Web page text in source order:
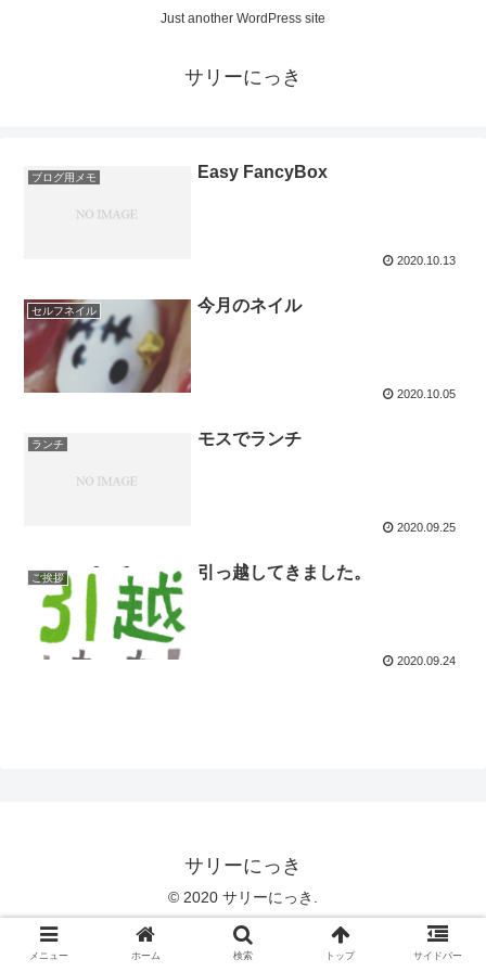
Just another WordPress site
サリーにっき
ブログ用メモ Easy FancyBox
2020.10.13
セルフネイル 今月のネイル
2020.10.05
ランチ モスでランチ
2020.09.25
ご挨拶 引っ越してきました。
2020.09.24
サリーにっき
© 2020 サリーにっき.
メニュー ホーム 検索 トップ サイドバー